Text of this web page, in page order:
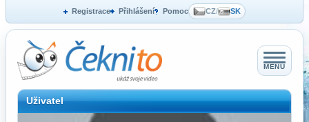
Registrace Přihlášení Pomoc CZ/ SK
MENU
Uživatel